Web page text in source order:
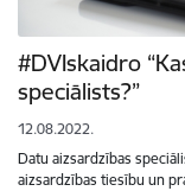
#DVIskaidro
speciālists?”
12.08.2022.
Datu aizsardzības
aizsardzības tiesību un